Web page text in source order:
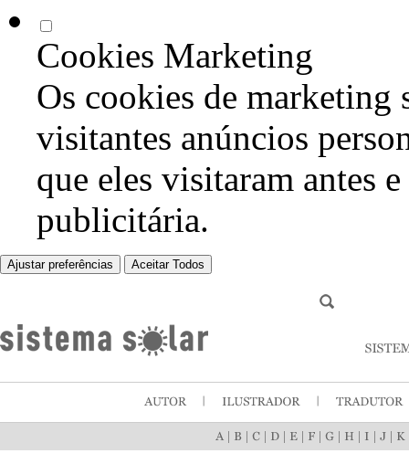
Cookies Marketing
Os cookies de marketing
visitantes anúncios
que eles visitaram antes
publicitária.
Ajustar preferências Aceitar Todos